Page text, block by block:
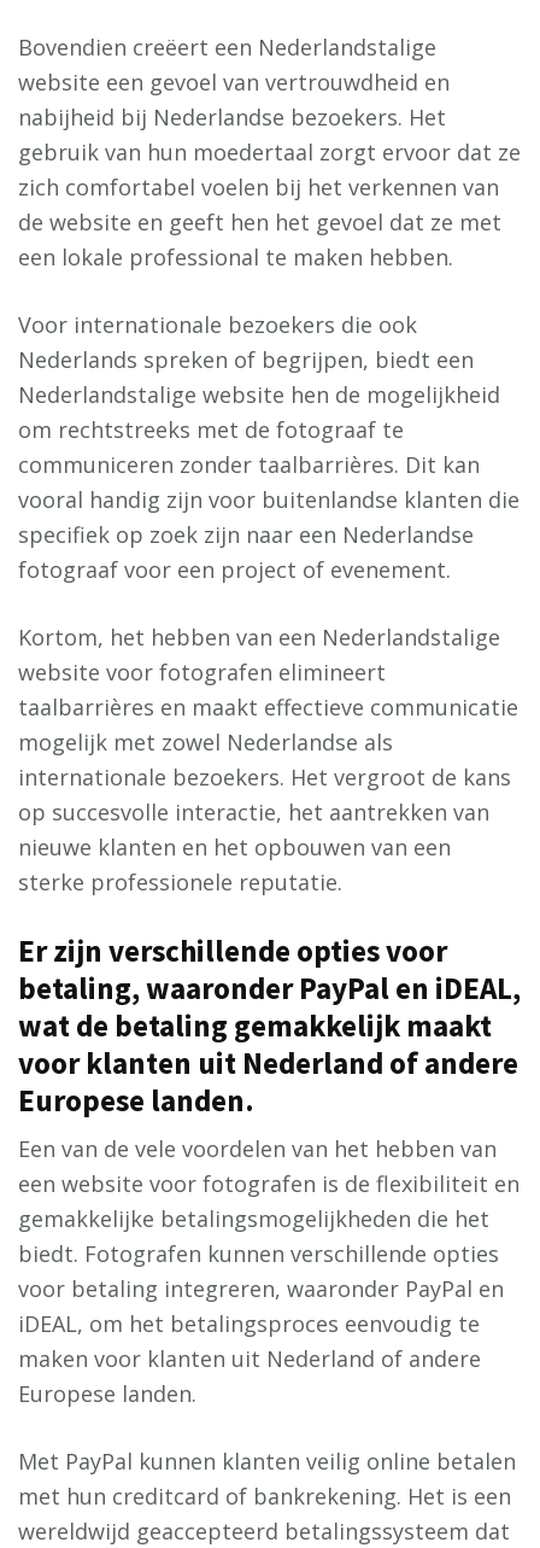
Bovendien creëert een Nederlandstalige
website een gevoel van vertrouwdheid en
nabijheid bij Nederlandse bezoekers. Het
gebruik van hun moedertaal zorgt ervoor dat ze
zich comfortabel voelen bij het verkennen van
de website en geeft hen het gevoel dat ze met
een lokale professional te maken hebben.
Voor internationale bezoekers die ook
Nederlands spreken of begrijpen, biedt een
Nederlandstalige website hen de mogelijkheid
om rechtstreeks met de fotograaf te
communiceren zonder taalbarrières. Dit kan
vooral handig zijn voor buitenlandse klanten die
specifiek op zoek zijn naar een Nederlandse
fotograaf voor een project of evenement.
Kortom, het hebben van een Nederlandstalige
website voor fotografen elimineert
taalbarrières en maakt effectieve communicatie
mogelijk met zowel Nederlandse als
internationale bezoekers. Het vergroot de kans
op succesvolle interactie, het aantrekken van
nieuwe klanten en het opbouwen van een
sterke professionele reputatie.
Er zijn verschillende opties voor
betaling, waaronder PayPal en iDEAL,
wat de betaling gemakkelijk maakt
voor klanten uit Nederland of andere
Europese landen.
Een van de vele voordelen van het hebben van
een website voor fotografen is de flexibiliteit en
gemakkelijke betalingsmogelijkheden die het
biedt. Fotografen kunnen verschillende opties
voor betaling integreren, waaronder PayPal en
iDEAL, om het betalingsproces eenvoudig te
maken voor klanten uit Nederland of andere
Europese landen.
Met PayPal kunnen klanten veilig online betalen
met hun creditcard of bankrekening. Het is een
wereldwijd geaccepteerd betalingssysteem dat